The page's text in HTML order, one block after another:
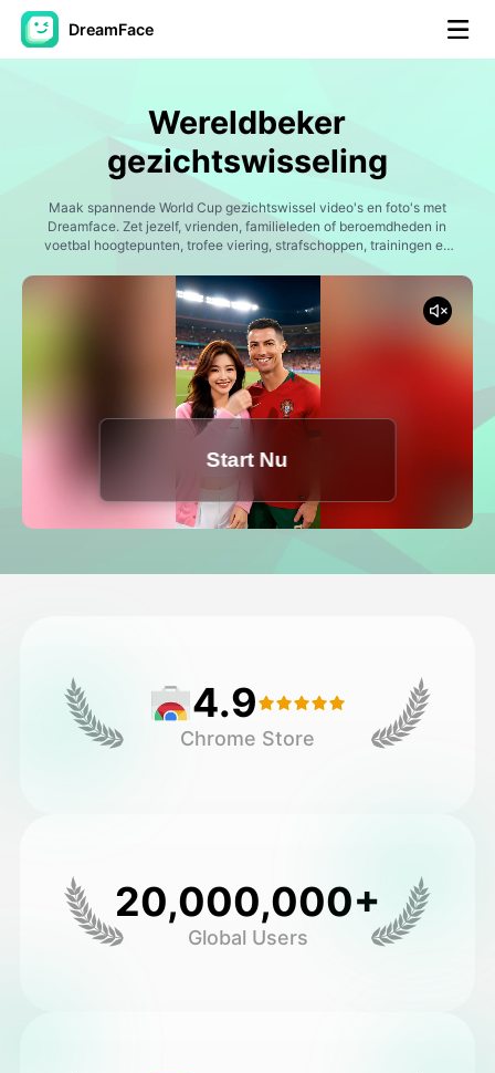
DreamFace
Avatar Video
AI Video
Foto van AI ▼
Andere instrumenten
Bekijk alle hulpmiddelen
Sjablonen
Avatar Video
▼
Andere instrumenten
Wereldbeker
gezichtswisseling
Maak spannende World Cup gezichtswissel video's en foto's met
Dreamface. Zet jezelf, vrienden, familieleden of beroemdheden in
voetbal hoogtepunten, trofee viering, strafschoppen, trainingen en
voetbaltoernooi en genereer deelbare sportinhoud voor TikTok,
Instagram Reels, YouTube Shorts en voetbal fans.
Start Nu
4.9
Chrome Store
20,000,000+
Global Users